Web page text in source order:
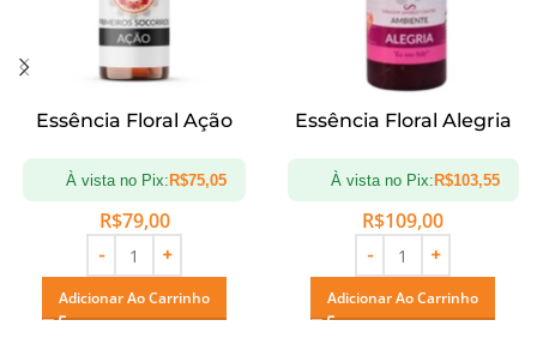
Essência Floral Ação
À vista no Pix:R$75,05
R$79,00
Adicionar Ao Carrinho
Essência Floral Alegria
À vista no Pix:R$103,55
R$109,00
Adicionar Ao Carrinho